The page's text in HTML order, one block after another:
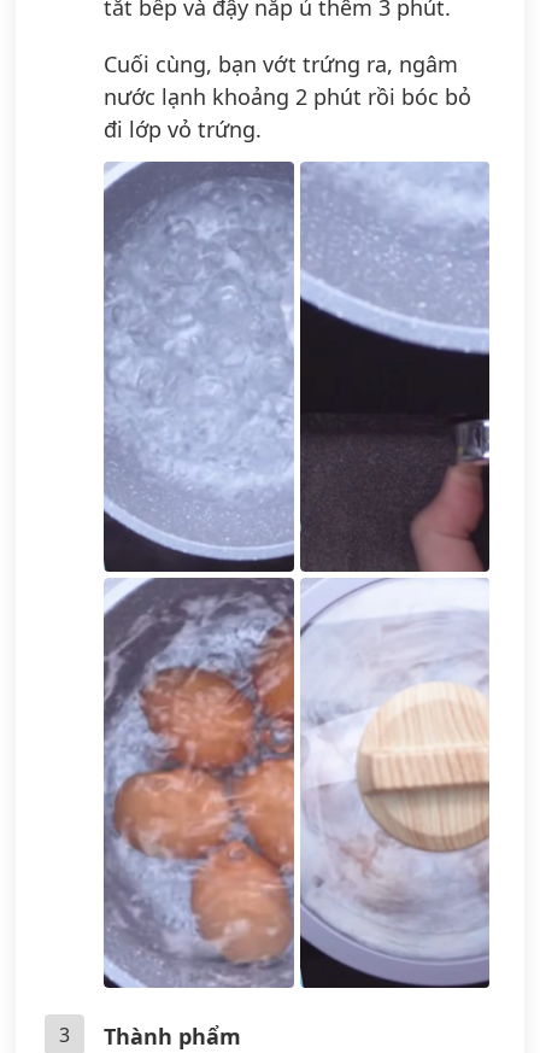
tắt bếp và đậy nắp ủ thêm 3 phút.
Cuối cùng, bạn vớt trứng ra, ngâm
nước lạnh khoảng 2 phút rồi bóc bỏ
đi lớp vỏ trứng.
3
Thành phẩm